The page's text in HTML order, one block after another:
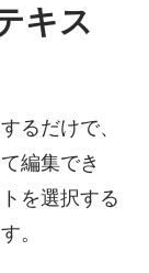
キス
るだけで、
編集でき
を選択する
。